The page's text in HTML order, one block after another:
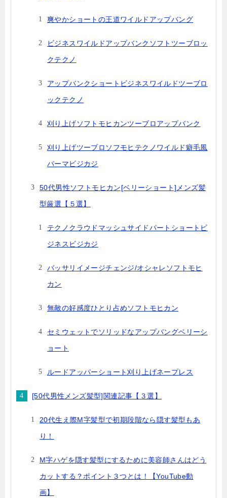
爽やかショートの王道ワイルドアップバング
ビジネスワイルドアップバンクソフトツーブロッ
クテクノ
アップバンクショートビジネスワイルドツーブロ
ックテクノ
刈り上げソフトモヒカンツーブロアップバンク
刈り上げツーブロソフモヒテクノワイルド癖毛風
パーマビジカジ
50代男性ソフトモヒカン[ベリーショート]メンズ髪
型厳選【５選】
テクノクラウドマッシュサイドパートショートビ
ジネスビジカジ
バッサリイメージチェンジ/オシャレソフトモヒ
カン
無敵の好感度ひとり占めソフトモヒカン
セミウェットでソリッドなアップバングベリーシ
ョート
ルードアッパーショート刈り上げネープレス
[50代男性メンズ髪型]関連記事【３選】
20代生え際M字髪型で初期段階なら隠す髪型もあ
り！
M字ハゲを隠す髪型にするために美容師さんはどう
カットする？ポイント３つとは！【YouTube動
画】